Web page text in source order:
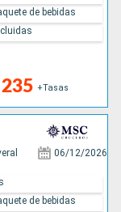
+Tasas
de bebidas
06/12/2026
de bebidas